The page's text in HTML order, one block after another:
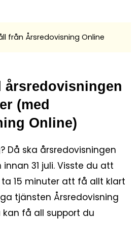
från Årsredovisning Online
årsredovisningen
(med
Online)
Då ska årsredovisningen
31 juli. Visste du att
15 minuter att få allt klart
tjänsten Årsredovisning
få all support du